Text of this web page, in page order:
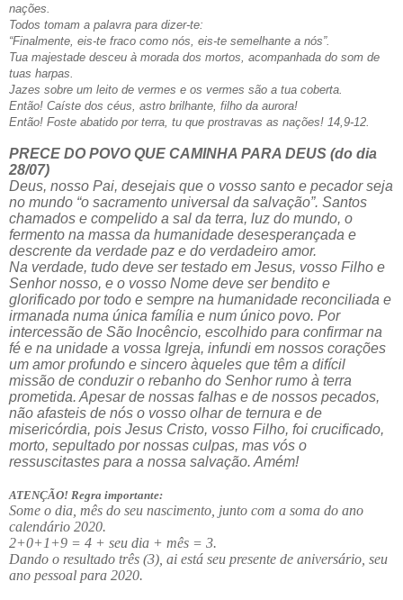
nações.
Todos tomam a palavra para dizer-te:
“Finalmente, eis-te fraco como nós, eis-te semelhante a nós”.
Tua majestade desceu à morada dos mortos, acompanhada do som de
tuas harpas.
Jazes sobre um leito de vermes e os vermes são a tua coberta.
Então! Caíste dos céus, astro brilhante, filho da aurora!
Então! Foste abatido por terra, tu que prostravas as nações! 14,9-12.
PRECE DO POVO QUE CAMINHA PARA DEUS (do dia
28/07)
Deus, nosso Pai, desejais que o vosso santo e pecador seja
no mundo “o sacramento universal da salvação”. Santos
chamados e compelido a sal da terra, luz do mundo, o
fermento na massa da humanidade desesperançada e
descrente da verdade paz e do verdadeiro amor.
Na verdade, tudo deve ser testado em Jesus, vosso Filho e
Senhor nosso, e o vosso Nome deve ser bendito e
glorificado por todo e sempre na humanidade reconciliada e
irmanada numa única família e num único povo. Por
intercessão de São Inocêncio, escolhido para confirmar na
fé e na unidade a vossa Igreja, infundi em nossos corações
um amor profundo e sincero àqueles que têm a difícil
missão de conduzir o rebanho do Senhor rumo à terra
prometida. Apesar de nossas falhas e de nossos pecados,
não afasteis de nós o vosso olhar de ternura e de
misericórdia, pois Jesus Cristo, vosso Filho, foi crucificado,
morto, sepultado por nossas culpas, mas vós o
ressuscitastes para a nossa salvação. Amém!
ATENÇÃO! Regra importante:
Some o dia, mês do seu nascimento, junto com a soma do ano
calendário 2020.
2+0+1+9 = 4 + seu dia + mês = 3.
Dando o resultado três (3), ai está seu presente de aniversário, seu
ano pessoal para 2020.